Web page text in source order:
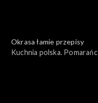
Okrasa łamie przepisy
Kuchnia polska.